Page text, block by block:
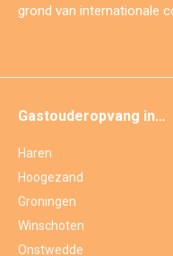
grond van internationale
Gastouderopvang in…
Haren
Hoogezand
Groningen
Winschoten
Onstwedde